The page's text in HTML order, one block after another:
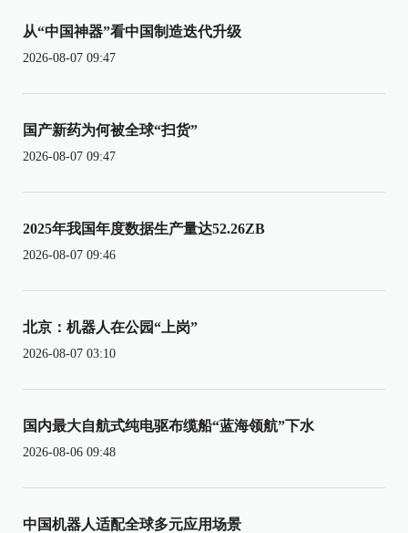
从“中国神器”看中国制造迭代升级
2026-08-07 09:47
国产新药为何被全球“扫货”
2026-08-07 09:47
2025年我国年度数据生产量达52.26ZB
2026-08-07 09:46
北京：机器人在公园“上岗”
2026-08-07 03:10
国内最大自航式纯电驱布缆船“蓝海领航”下水
2026-08-06 09:48
中国机器人适配全球多元应用场景